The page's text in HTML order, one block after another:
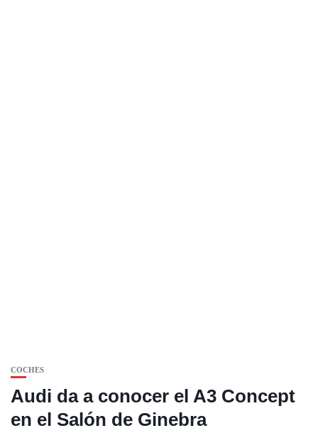
COCHES
Audi da a conocer el A3 Concept
en el Salón de Ginebra